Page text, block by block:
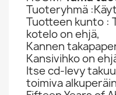
Tuoteryhmä
Tuotteen kunto :
kotelo on ehjä,
Kannen
Kansivihko on
Itse cd-levy
toimiva